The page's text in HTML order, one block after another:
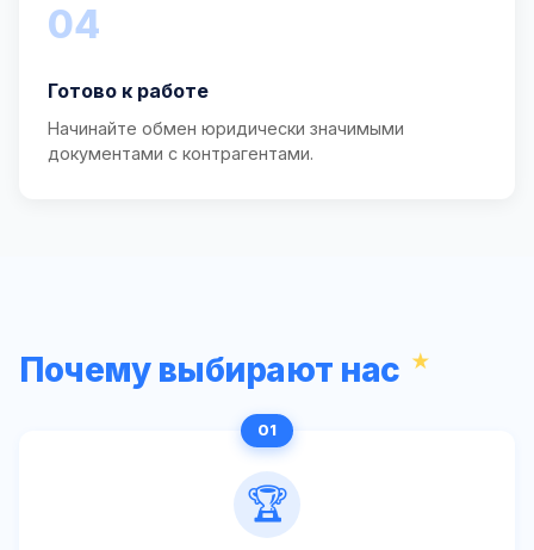
04
Готово к работе
Начинайте обмен юридически значимыми
документами с контрагентами.
Почему выбирают нас
🏆